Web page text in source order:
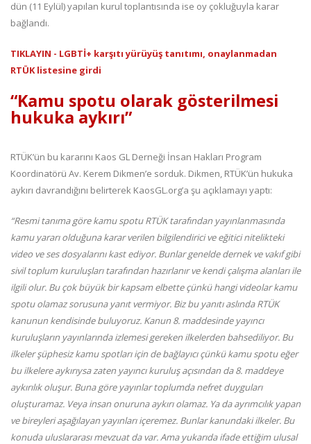
dün (11 Eylül) yapılan kurul toplantısında ise oy çokluğuyla karar
bağlandı.
TIKLAYIN - LGBTİ+ karşıtı yürüyüş tanıtımı, onaylanmadan
RTÜK listesine girdi
“Kamu spotu olarak gösterilmesi
hukuka aykırı”
RTÜK’ün bu kararını Kaos GL Derneği İnsan Hakları Program
Koordinatörü Av. Kerem Dikmen’e sorduk. Dikmen, RTÜK’ün hukuka
aykırı davrandığını belirterek KaosGL.org’a şu açıklamayı yaptı:
“Resmi tanıma göre kamu spotu RTÜK tarafından yayınlanmasında
kamu yararı olduğuna karar verilen bilgilendirici ve eğitici nitelikteki
video ve ses dosyalarını kast ediyor. Bunlar genelde dernek ve vakıf gibi
sivil toplum kuruluşları tarafından hazırlanır ve kendi çalışma alanları ile
ilgili olur. Bu çok büyük bir kapsam elbette çünkü hangi videolar kamu
spotu olamaz sorusuna yanıt vermiyor. Biz bu yanıtı aslında RTÜK
kanunun kendisinde buluyoruz. Kanun 8. maddesinde yayıncı
kuruluşların yayınlarında izlemesi gereken ilkelerden bahsediliyor. Bu
ilkeler şüphesiz kamu spotları için de bağlayıcı çünkü kamu spotu eğer
bu ilkelere aykırıysa zaten yayıncı kuruluş açısından da 8. maddeye
aykırılık oluşur. Buna göre yayınlar toplumda nefret duyguları
oluşturamaz. Veya insan onuruna aykırı olamaz. Ya da ayrımcılık yapan
ve bireyleri aşağılayan yayınları içeremez. Bunlar kanundaki ilkeler. Bu
konuda uluslararası mevzuat da var. Ama yukarıda ifade ettiğim ulusal